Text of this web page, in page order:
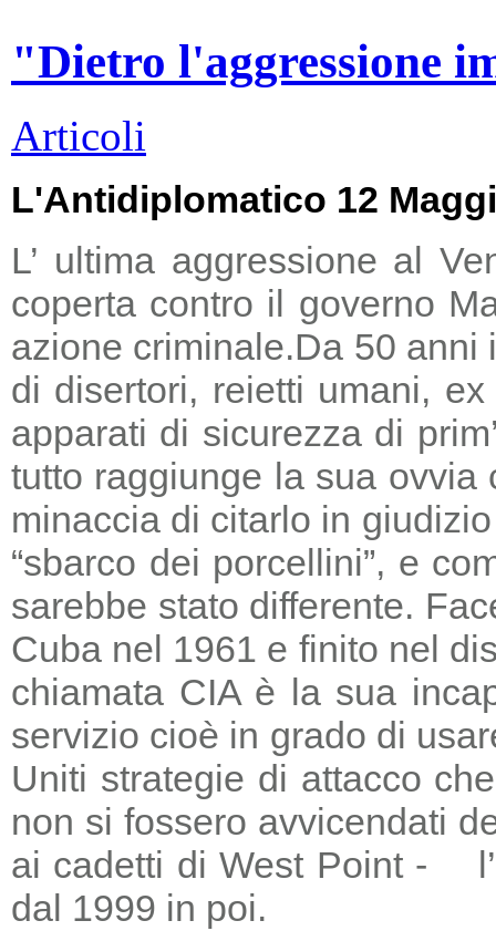
"Dietro l'aggressione
Articoli
L'Antidiplomatico 12
L’ ultima aggressione al
coperta contro il governo
azione criminale.Da 50 anni
di disertori, reietti umani,
apparati di sicurezza di
tutto raggiunge la sua
minaccia di citarlo in
“sbarco dei porcellini”, e
sarebbe stato differente.
Cuba nel 1961 e finito nel
chiamata CIA è la sua
servizio cioè in grado di
Uniti strategie di attacco
non si fossero avvicendati
ai cadetti di West Point - l’
dal 1999 in poi.